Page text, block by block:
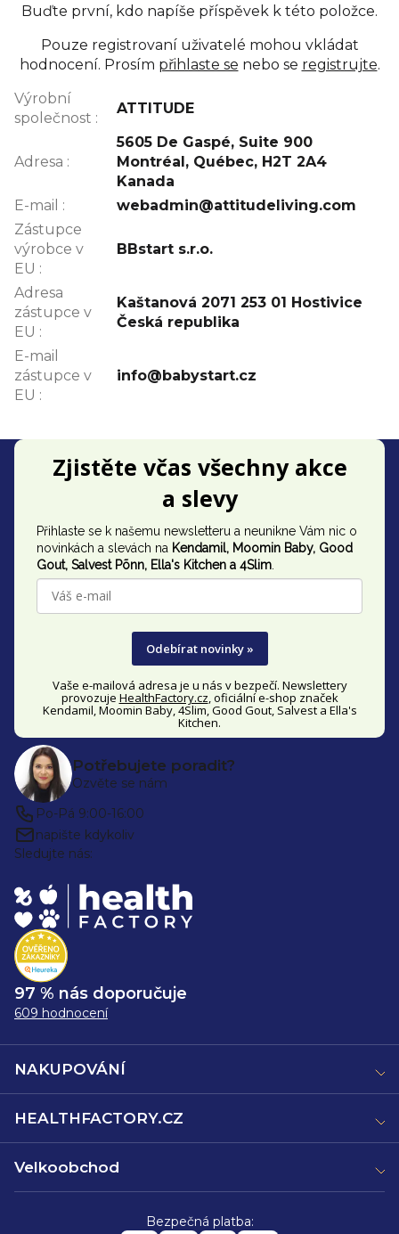
Buďte první, kdo napíše příspěvek k této položce.
Pouze registrovaní uživatelé mohou vkládat
hodnocení. Prosím přihlaste se nebo se registrujte.
Výrobní
společnost :
ATTITUDE
Adresa :
5605 De Gaspé, Suite 900
Montréal, Québec, H2T 2A4
Kanada
E-mail :
webadmin@attitudeliving.com
Zástupce
výrobce v
EU :
BBstart s.r.o.
Adresa
zástupce v
EU :
Kaštanová 2071 253 01 Hostivice
Česká republika
E-mail
zástupce v
EU :
info@babystart.cz
Z
Zjistěte včas všechny akce
a slevy
Přihlaste se k našemu newsletteru a neunikne Vám nic o
novinkách a slevách na Kendamil, Moomin Baby, Good
Gout, Salvest Põnn, Ella's Kitchen a 4Slim.
Odebírat novinky »
Vaše e-mailová adresa je u nás v bezpečí. Newslettery
provozuje HealthFactory.cz, oficiálníe-shop značek
Kendamil, Moomin Baby, 4Slim, Good Gout, Salvest a Ella's
Kitchen.
Potřebujete poradit?
Ozvěte se nám
Po-Pá 9:00-16:00
napište kdykoliv
Sledujte nás:
97 % nás doporučuje
609 hodnocení
NAKUPOVÁNÍ
HEALTHFACTORY.CZ
Velkoobchod
Bezpečná platba: